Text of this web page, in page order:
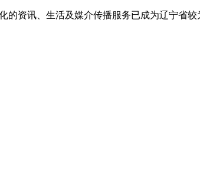
资讯、生活及媒介传播服务已成为辽宁省较